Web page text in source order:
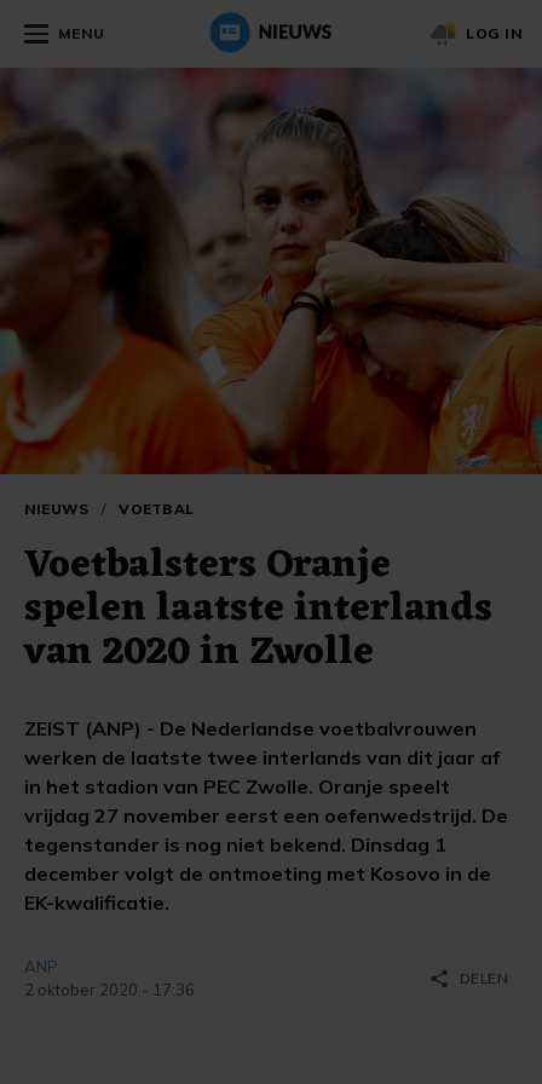
MENU LOG IN
NIEUWS / VOETBAL
Voetbalsters Oranje
spelen laatste interlands
van 2020 in Zwolle
ZEIST (ANP) - De Nederlandse voetbalvrouwen
werken de laatste twee interlands van dit jaar af
in het stadion van PEC Zwolle. Oranje speelt
vrijdag 27 november eerst een oefenwedstrijd. De
tegenstander is nog niet bekend. Dinsdag 1
december volgt de ontmoeting met Kosovo in de
EK-kwalificatie.
ANP
2 oktober 2020 - 17:36
share DELEN